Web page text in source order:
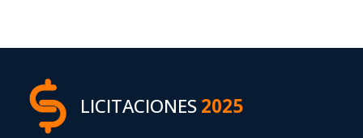
LICITACIONES2025